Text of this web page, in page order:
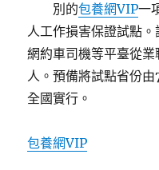
別的包養網VIP一
人工作損害保證試點。
網約車司機等平臺從
人。預備將試點省份
全國實行。
包養網VIP